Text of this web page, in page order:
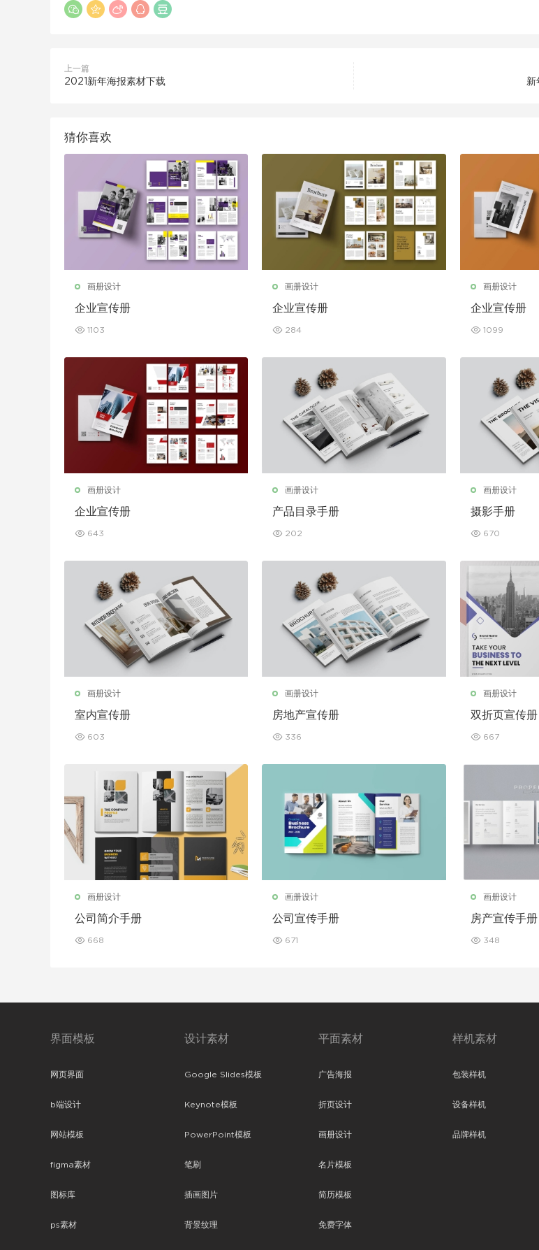
上一篇
2021新年海报素材下载 新
猜你喜欢
画册设计
企业宣传册
1103
画册设计
企业宣传册
284
画册设计
企业宣传册
1099
画册设计
企业宣传册
643
画册设计
产品目录手册
202
画册设计
摄影手册
670
画册设计
室内宣传册
603
画册设计
房地产宣传册
336
画册设计
双折页宣传册
667
画册设计
公司简介手册
668
画册设计
公司宣传手册
671
画册设计
房产宣传手册
348
界面模板
网页界面
b端设计
网站模板
figma素材
图标库
ps素材
设计素材
Google Slides模板
Keynote模板
PowerPoint模板
笔刷
插画图片
背景纹理
平面素材
广告海报
折页设计
画册设计
名片模板
简历模板
免费字体
样机素材
包装样机
设备样机
品牌样机